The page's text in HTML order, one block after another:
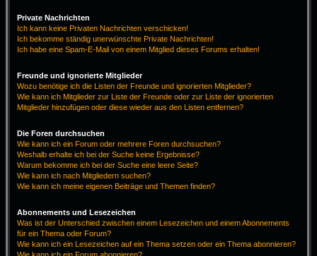
Private Nachrichten
Ich kann keine Privaten Nachrichten verschicken!
Ich bekomme ständig unerwünschte Private Nachrichten!
Ich habe eine Spam-E-Mail von einem Mitglied dieses Forums erhalten!
Freunde und ignorierte Mitglieder
Wozu benötige ich die Listen der Freunde und ignorierten Mitglieder?
Wie kann ich Mitglieder zur Liste der Freunde oder zur Liste der ignorierten
Mitglieder hinzufügen oder diese wieder aus den Listen entfernen?
Die Foren durchsuchen
Wie kann ich ein Forum oder mehrere Foren durchsuchen?
Weshalb erhalte ich bei der Suche keine Ergebnisse?
Warum bekomme ich bei der Suche eine leere Seite?
Wie kann ich nach Mitgliedern suchen?
Wie kann ich meine eigenen Beiträge und Themen finden?
Abonnements und Lesezeichen
Was ist der Unterschied zwischen einem Lesezeichen und einem Abonnements
für ein Thema oder Forum?
Wie kann ich ein Lesezeichen auf ein Thema setzen oder ein Thema abonnieren?